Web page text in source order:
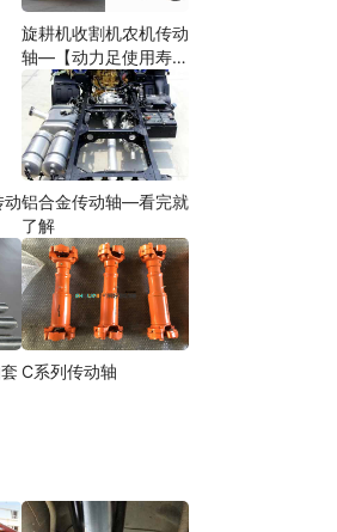
旋耕机收割机农机传动
轴—【动力足使用寿命
久】
动铝合金传动轴—看完就
了解
C系列传动轴